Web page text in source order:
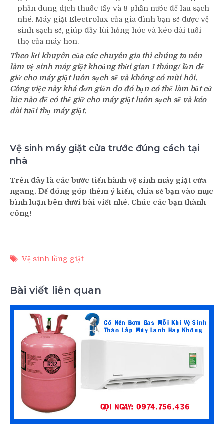
phần dung dịch thuốc tẩy và 8 phần nước để lau sạch
nhé. Máy giặt Electrolux của gia đình bạn sẽ được vệ
sinh sạch sẽ, giúp đầy lùi hỏng hóc và kéo dài tuổi
thọ của máy hơn.
Theo lời khuyên của các chuyên gia thì chúng ta nên
làm vệ sinh máy giặt khoảng thời gian 1 tháng/ lần để
giử cho máy giặt luôn sạch sẽ và không có mùi hôi.
Công việc này khá đơn giản do đó bạn có thể làm bất cứ
lúc nào để có thể giữ cho máy giặt luôn sạch sẽ và kéo
dài tuổi thọ máy giặt.
Vệ sinh máy giặt cửa trước đúng cách tại
nhà
Trên đây là các bước tiến hành vệ sinh máy giặt cửa
ngang. Để đóng góp thêm ý kiến, chia sẻ bạn vào mục
bình luận bên dưới bài viết nhé. Chúc các bạn thành
công!
Vệ sinh lồng giặt
Bài viết liên quan